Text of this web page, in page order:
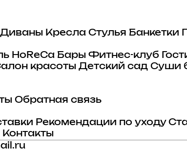
Диваны Кресла Стулья Банкетки
HoReCa Бары Фитнес-клуб
красоты Детский сад Суши
Обратная связь
Рекомендации по уходу
Контакты